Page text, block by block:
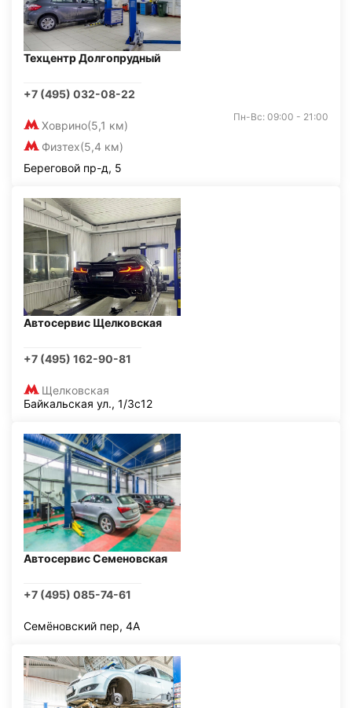
Техцентр Долгопрудный
+7 (495) 032-08-22
Ховрино(5,1 км)
Физтех(5,4 км)
Пн-Вс: 09:00 - 21:00
Береговой пр-д, 5
Автосервис Щелковская
+7 (495) 162-90-81
Щелковская
Байкальская ул., 1/3с12
Автосервис Семеновская
+7 (495) 085-74-61
Семёновский пер, 4А